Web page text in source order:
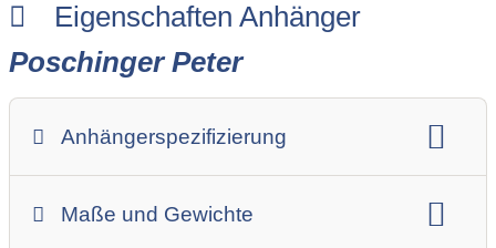
Eigenschaften Anhänger
Poschinger Peter
Anhängerspezifizierung
Maße und Gewichte